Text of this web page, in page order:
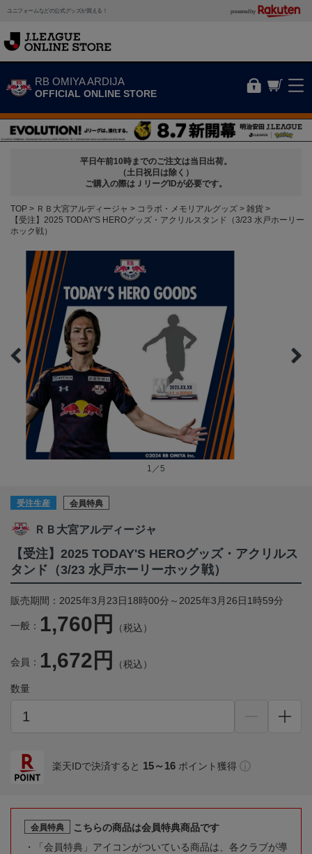
ユニフォームなどの公式グッズが買える！ powered by
RB OMIYA ARDIJA
OFFICIAL ONLINE STORE
平日午前10時までのご注文は当日出荷。
（土日祝日は除く）
ご購入の際はＪリーグIDが必要です。
TOP ＲＢ大宮アルディージャ コラボ・メモリアルグッズ
雑貨
【受注】2025 TODAY'S HEROグッズ・アクリルスタンド（3/23 水戸ホーリー
ホック戦）
1／5
受注生産 会員特典
ＲＢ大宮アルディージャ
【受注】2025 TODAY'S HEROグッズ・アクリルス
タンド（3/23 水戸ホーリーホック戦）
販売期間：2025年3月23日18時00分～2025年3月26日1時59分
一般： 1,760円 （税込）
会員： 1,672円 （税込）
数量
楽天IDで決済すると 15～16 ポイント獲得
会員特典
こちらの商品は会員特典商品です
「会員特典」アイコンがついている商品は、各クラブが導